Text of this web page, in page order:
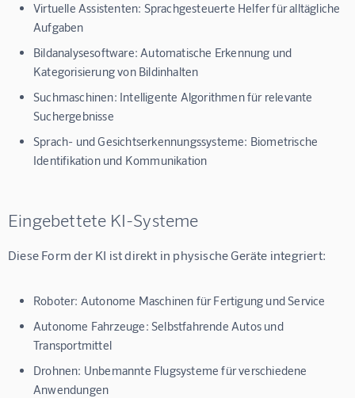
Virtuelle Assistenten: Sprachgesteuerte Helfer für alltägliche
Aufgaben
Bildanalysesoftware: Automatische Erkennung und
Kategorisierung von Bildinhalten
Suchmaschinen: Intelligente Algorithmen für relevante
Suchergebnisse
Sprach- und Gesichtserkennungssysteme: Biometrische
Identifikation und Kommunikation
Eingebettete KI-Systeme
Diese Form der KI ist direkt in physische Geräte integriert:
Roboter: Autonome Maschinen für Fertigung und Service
Autonome Fahrzeuge: Selbstfahrende Autos und
Transportmittel
Drohnen: Unbemannte Flugsysteme für verschiedene
Anwendungen